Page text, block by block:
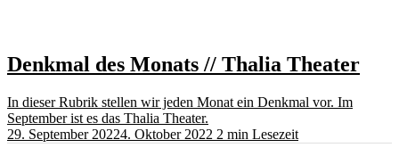
Denkmal des Monats // Thalia Theater
In dieser Rubrik stellen wir jeden Monat ein Denkmal vor. Im
September ist es das Thalia Theater.
29. September 20224. Oktober 2022 2 min Lesezeit